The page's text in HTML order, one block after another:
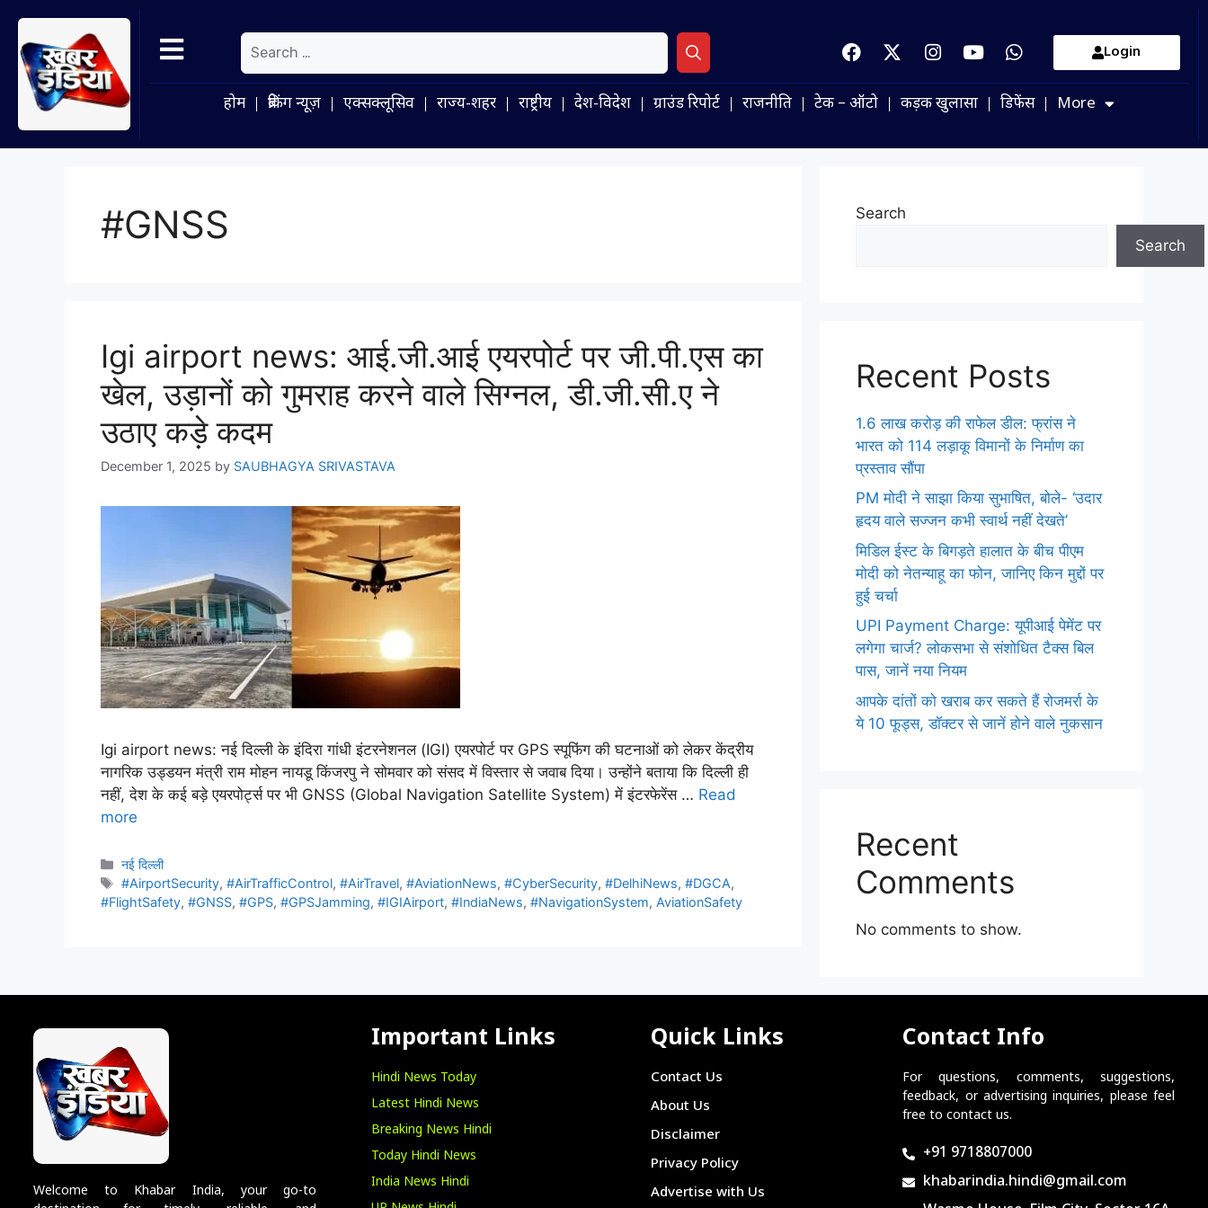
Login
होम ब्रेकिंग न्यूज़ एक्सक्लूसिव राज्य-शहर राष्ट्रीय देश-विदेश ग्राउंड रिपोर्ट राजनीति टेक – ऑटो कड़क खुलासा डिफेंस More
#GNSS
Igi airport news: आई.जी.आई एयरपोर्ट पर जी.पी.एस का
खेल, उड़ानों को गुमराह करने वाले सिग्नल, डी.जी.सी.ए ने
उठाए कड़े कदम
December 1, 2025 by SAUBHAGYA SRIVASTAVA
Igi airport news: नई दिल्ली के इंदिरा गांधी इंटरनेशनल (IGI) एयरपोर्ट पर GPS स्पूफिंग की घटनाओं को लेकर केंद्रीय
नागरिक उड्डयन मंत्री राम मोहन नायडू किंजरपु ने सोमवार को संसद में विस्तार से जवाब दिया। उन्होंने बताया कि दिल्ली ही
नहीं, देश के कई बड़े एयरपोर्ट्स पर भी GNSS (Global Navigation Satellite System) में इंटरफेरेंस … Read
more
नई दिल्ली
#AirportSecurity,#AirTrafficControl,#AirTravel,#AviationNews,#CyberSecurity,#DelhiNews,#DGCA,
#FlightSafety, #GNSS, #GPS, #GPSJamming, #IGIAirport, #IndiaNews, #NavigationSystem, AviationSafety
Search
Search
Recent Posts
1.6 लाख करोड़ की राफेल डील: फ्रांस ने
भारत को 114 लड़ाकू विमानों के निर्माण का
प्रस्ताव सौंपा
PM मोदी ने साझा किया सुभाषित, बोले- ‘उदार
हृदय वाले सज्जन कभी स्वार्थ नहीं देखते’
मिडिल ईस्ट के बिगड़ते हालात के बीच पीएम
मोदी को नेतन्याहू का फोन, जानिए किन मुद्दों पर
हुई चर्चा
UPI Payment Charge: यूपीआई पेमेंट पर
लगेगा चार्ज? लोकसभा से संशोधित टैक्स बिल
पास, जानें नया नियम
आपके दांतों को खराब कर सकते हैं रोजमर्रा के
ये 10 फूड्स, डॉक्टर से जानें होने वाले नुकसान
Recent
Comments
No comments to show.
Welcome to Khabar India, your go-to
Important Links
Hindi News Today
Latest Hindi News
Breaking News Hindi
Today Hindi News
India News Hindi
Quick Links
Contact Us
About Us
Disclaimer
Privacy Policy
Advertise with Us
Contact Info
For questions, comments, suggestions,
feedback, or advertising inquiries, please feel
free to contact us.
+91 9718807000
khabarindia.hindi@gmail.com